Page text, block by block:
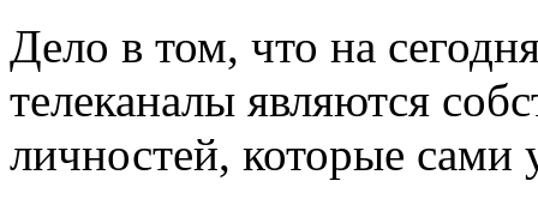
Дело в том, что на
телеканалы являются
личностей, которые сами